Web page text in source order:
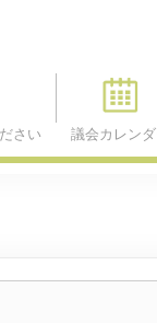
さい 議会カレン